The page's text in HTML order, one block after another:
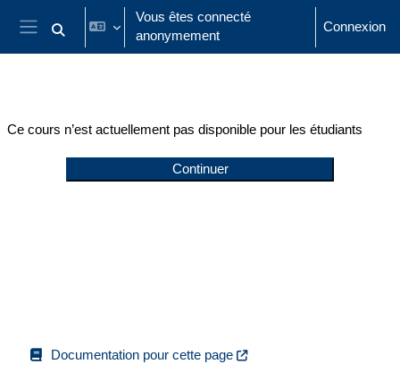
Passer au contenu principal
Panneau latéral
Activer/désactiver la saisie de recherche
Vous êtes connecté
anonymement
Connexion
Ce cours n’est actuellement pas disponible pour les étudiants
Continuer
Documentation pour cette page